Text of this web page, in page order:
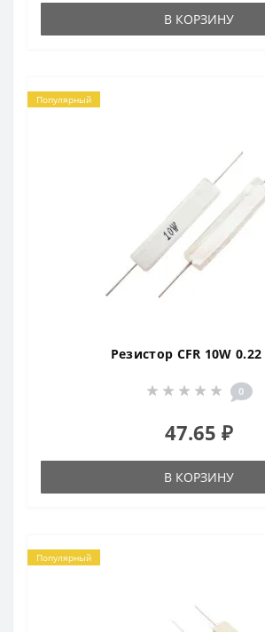
В КОРЗИНУ
Популярный
Резистор CFR 10W
0
47.65 ₽
В КОРЗИНУ
Популярный